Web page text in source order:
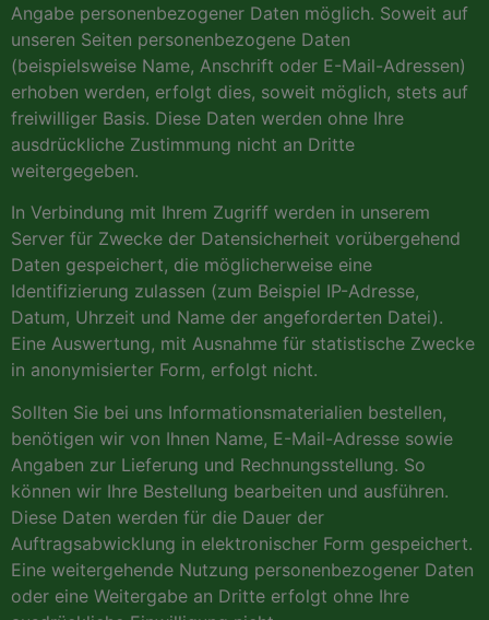
Angabe personenbezogener Daten möglich. Soweit auf
unseren Seiten personenbezogene Daten
(beispielsweise Name, Anschrift oder E-Mail-Adressen)
erhoben werden, erfolgt dies, soweit möglich, stets auf
freiwilliger Basis. Diese Daten werden ohne Ihre
ausdrückliche Zustimmung nicht an Dritte
weitergegeben.
In Verbindung mit Ihrem Zugriff werden in unserem
Server für Zwecke der Datensicherheit vorübergehend
Daten gespeichert, die möglicherweise eine
Identifizierung zulassen (zum Beispiel IP-Adresse,
Datum, Uhrzeit und Name der angeforderten Datei).
Eine Auswertung, mit Ausnahme für statistische Zwecke
in anonymisierter Form, erfolgt nicht.
Sollten Sie bei uns Informationsmaterialien bestellen,
benötigen wir von Ihnen Name, E-Mail-Adresse sowie
Angaben zur Lieferung und Rechnungsstellung. So
können wir Ihre Bestellung bearbeiten und ausführen.
Diese Daten werden für die Dauer der
Auftragsabwicklung in elektronischer Form gespeichert.
Eine weitergehende Nutzung personenbezogener Daten
oder eine Weitergabe an Dritte erfolgt ohne Ihre